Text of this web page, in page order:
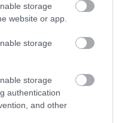
storage
website or app.
storage
storage
authentication
and other
Worms In The Body